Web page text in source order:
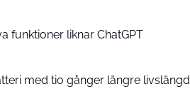
funktioner liknar ChatGPT
med tio gånger längre livslängd